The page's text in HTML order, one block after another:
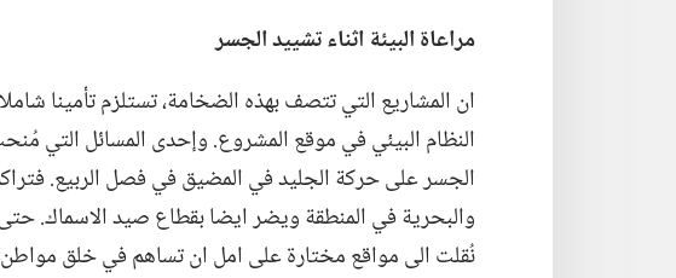
مراعاة البيئة اثناء تشييد الجسر
ان المشاريع التي تتصف بهذه الضخامة،‏ تستلزم تأمينا
النظام البيئي في موقع المشروع.‏ وإحدى المسائل التي
الجسر على حركة الجليد في المضيق في فصل الربيع.‏
والبحرية في المنطقة ويضر ايضا بقطاع صيد الاسماك.‏
نُقلت الى مواقع مختارة على امل ان تساهم في خلق